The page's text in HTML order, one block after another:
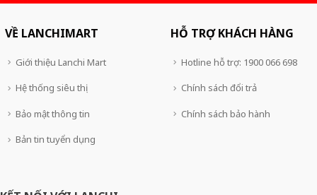
VỀ LANCHIMART
Giới thiệu Lanchi Mart
Hệ thống siêu thị
Bảo mật thông tin
Bản tin tuyển dụng
HỖ TRỢ KHÁCH HÀNG
Hotline hỗ trợ: 1900 066 698
Chính sách đổi trả
Chính sách bảo hành